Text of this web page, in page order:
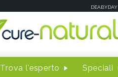
DEABYDAY
Trova l'esperto Speciali